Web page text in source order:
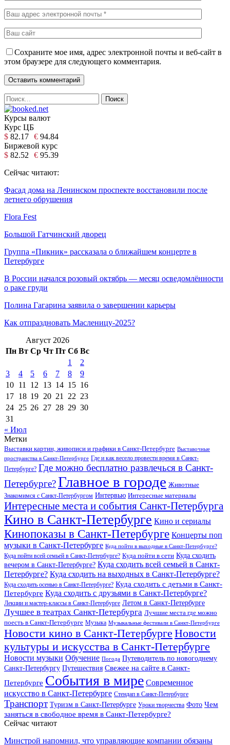
Сохраните мое имя, адрес электронной почты и веб-сайт в
этом браузере для следующего комментария.
Курсы валют
Курс ЦБ
$ 82.17 € 94.84
Биржевой курс
$ 82.52 € 95.39
Сейчас читают:
Фасад дома на Ленинском проспекте восстановили после
летнего обрушения
Flora Fest
Большой Гатчинский дворец
Группа «Пикник» рассказала о ближайшем концерте в
Петербурге
В России начался розовый октябрь — месяц осведомлённости
о раке груди
Полина Гагарина заявила о завершении карьеры
Как отпраздновать Масленицу-2025?
Август 2026
Пн Вт Ср Чт Пт Сб Вс
1
2
3
4 5 6 7 8
9
10 11 12 13 14 15 16
17 18 19 20 21 22 23
24 25 26 27 28 29 30
31
« Июл
Метки
Выставки картин, живописи и графики в Санкт-Петербурге Выставочные
пространства в Санкт-Петербурге Где и как весело провести время в Санкт-
Петербурге? Где можно бесплатно развлечься в Санкт-
Петербурге?Главное в городе Животные
Знакомимся с Санкт-Петербургом Интервью Интересные материалы
Интересные места и события Санкт-Петербурга
Кино в Санкт-Петербурге Кино и сериалы
Кинопоказы в Санкт-Петербурге Концерты поп
музыки в Санкт-Петербурге Куда пойти в выходные в Санкт-Петербурге?
Куда пойти всей семьей в Санкт-Петербурге? Куда пойти в сети Куда сходить
вечером в Санкт-Петербурге? Куда сходить всей семьей в Санкт-
Петербурге? Куда сходить на выходных в Санкт-Петербурге?
Куда сходить осенью в Санкт-Петербурге? Куда сходить с детьми в Санкт-
Петербурге Куда сходить с друзьями в Санкт-Петербурге?
Лекции и мастер-классы в Санкт-Петербурге Летом в Санкт-Петербурге
Лучшее в театрах Санкт-Петербурга Лучшие места где можно
поесть в Санкт-Петербурге Музыка Музыкальные фестивали в Санкт-Петербурге
Новости кино в Санкт-Петербурге Новости
культуры и искусства в Санкт-Петербурге
Новости музыки Обучение Погода Путеводитель по новогоднему
Санкт-Петербургу Путешествия Свежее на сайте в Санкт-
Петербурге События в мире Современное
искусство в Санкт-Петербурге Стендап в Санкт-Петербурге
Транспорт Туризм в Санкт-Петербурге Уроки творчества Фото Чем
заняться в свободное время в Санкт-Петербурге?
Сейчас читают
Минстрой напомнил, что управляющие компании обязаны